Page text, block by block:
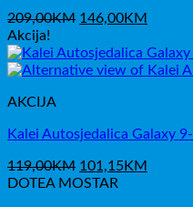
209,00KM Izvorna
bila
je:
146,00KM
je:
Akcija!
AKCIJA
Kalei Autosjedalica Galaxy
119,00KM Izvorna
cijena
101,15KM
DOTEA MOSTAR